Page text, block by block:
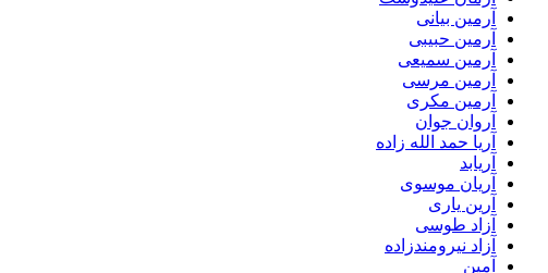
آرمین بیانی
آرمین حبیبی
آرمین سمیعی
آرمین مرسی
آرمین مکری
آروان جوان
آریا حمد الله زاده
آریابد
آریان موسوی
آرین یاری
آزاد طوسی
آزاد نیرومندزاده
آمین